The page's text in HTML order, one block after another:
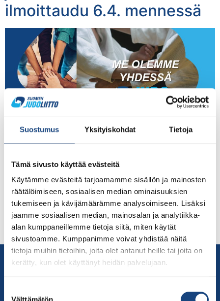
Suostumus Yksityiskohdat Tietoja
Tämä sivusto käyttää evästeitä
Käytämme evästeitä tarjoamamme sisällön ja mainosten
räätälöimiseen, sosiaalisen median ominaisuuksien
tukemiseen ja kävijämäärämme analysoimiseen. Lisäksi
jaamme sosiaalisen median, mainosalan ja analytiikka-
alan kumppaneillemme tietoja siitä, miten käytät
sivustoamme. Kumppanimme voivat yhdistää näitä
tietoja muihin tietoihin, joita olet antanut heille tai joita on
kerätty, kun olet käyttänyt heidän palvelujaan.
ilmoittaudu 6.4. mennessä
Tule mukaan uudistamaan Suomen judoa yhdessä
muiden seuratoimijoiden ja Judoliiton henkilöstön
viikonloppuna käynnistetään strategiatyö tuleville
suuntaan suomalaista judotoimintaa halutaan viedä ja
millaisin toimenpitein. Mukaan on kutsuttu jokaisesta
judoseurausta avainhenkilöt (2), Judoliiton hallituksen
jäsenet sekä valiokunnat ja komissiot ja liiton
työntekijät. Viime vuodet ovat sisältäneet […]
Yhteystiedot